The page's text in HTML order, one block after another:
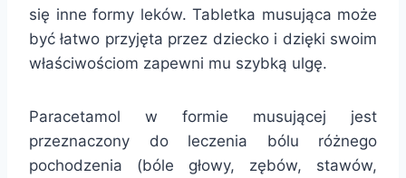
się inne formy leków. Tabletka musująca może
być łatwo przyjęta przez dziecko i dzięki swoim
właściwościom zapewni mu szybką ulgę.
Paracetamol w formie musującej jest
przeznaczony do leczenia bólu różnego
pochodzenia (bóle głowy, zębów, stawów,